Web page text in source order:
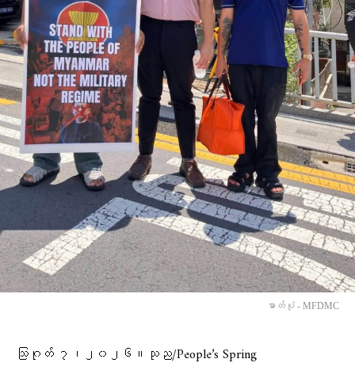
ဓာတ်ပုံ - MFDMC
သြဂုတ် ၇၊၂၀၂၆။သုည/People’s Spring